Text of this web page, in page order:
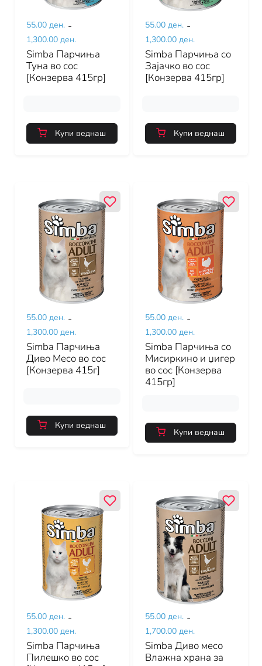
55.00 ден. -
1,300.00 ден.
Simba Парчиња
Туна во сос
[Конзерва 415гр]
Купи веднаш
55.00 ден. -
1,300.00 ден.
Simba Парчиња со
Зајачко во сос
[Конзерва 415гр]
Купи веднаш
55.00 ден. -
1,300.00 ден.
Simba Парчиња
Диво Месо во сос
[Конзерва 415г]
Купи веднаш
55.00 ден. -
1,300.00 ден.
Simba Парчиња со
Мисиркино и џигер
во сос [Конзерва
415гр]
Купи веднаш
55.00 ден. -
1,300.00 ден.
Simba Парчиња
Пилешко во сос
55.00 ден. -
1,700.00 ден.
Simba Диво месо
Влажна храна за